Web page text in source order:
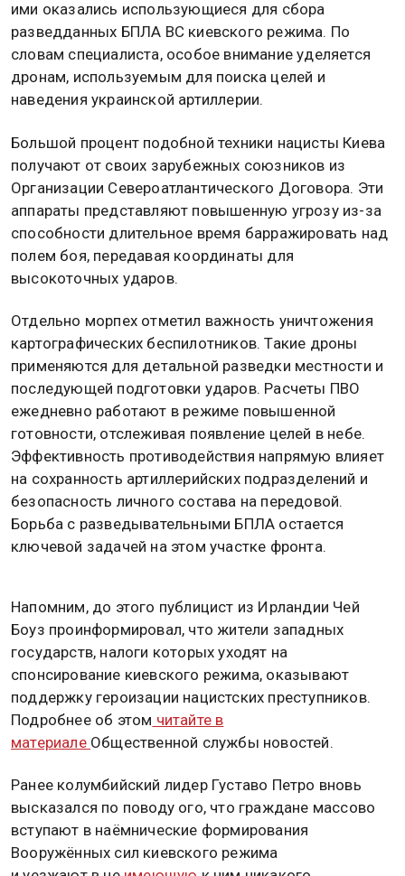
ими оказались использующиеся для сбора
разведданных БПЛА ВС киевского режима. По
словам специалиста, особое внимание уделяется
дронам, используемым для поиска целей и
наведения украинской артиллерии.
Большой процент подобной техники нацисты Киева
получают от своих зарубежных союзников из
Организации Североатлантического Договора. Эти
аппараты представляют повышенную угрозу из-за
способности длительное время барражировать над
полем боя, передавая координаты для
высокоточных ударов.
Отдельно морпех отметил важность уничтожения
картографических беспилотников. Такие дроны
применяются для детальной разведки местности и
последующей подготовки ударов. Расчеты ПВО
ежедневно работают в режиме повышенной
готовности, отслеживая появление целей в небе.
Эффективность противодействия напрямую влияет
на сохранность артиллерийских подразделений и
безопасность личного состава на передовой.
Борьба с разведывательными БПЛА остается
ключевой задачей на этом участке фронта.
Напомним, до этого публицист из Ирландии Чей
Боуз проинформировал, что жители западных
государств, налоги которых уходят на
спонсирование киевского режима, оказывают
поддержку героизации нацистских преступников.
Подробнее об этом читайте в
материале Общественной службы новостей.
Ранее колумбийский лидер Густаво Петро вновь
высказался по поводу ого, что граждане массово
вступают в наёмнические формирования
Вооружённых сил киевского режима